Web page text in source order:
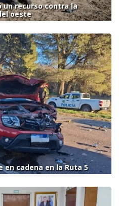
un recurso contra la
oeste
en cadena en la Ruta 5